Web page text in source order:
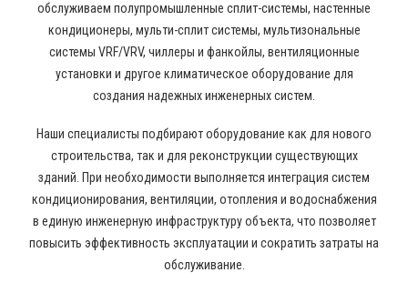
обслуживаем полупромышленные сплит-системы, настенные
кондиционеры, мульти-сплит системы, мультизональные
системы VRF/VRV, чиллеры и фанкойлы, вентиляционные
установки и другое климатическое оборудование для
создания надежных инженерных систем.
Наши специалисты подбирают оборудование как для нового
строительства, так и для реконструкции существующих
зданий. При необходимости выполняется интеграция систем
кондиционирования, вентиляции, отопления и водоснабжения
в единую инженерную инфраструктуру объекта, что позволяет
повысить эффективность эксплуатации и сократить затраты на
обслуживание.